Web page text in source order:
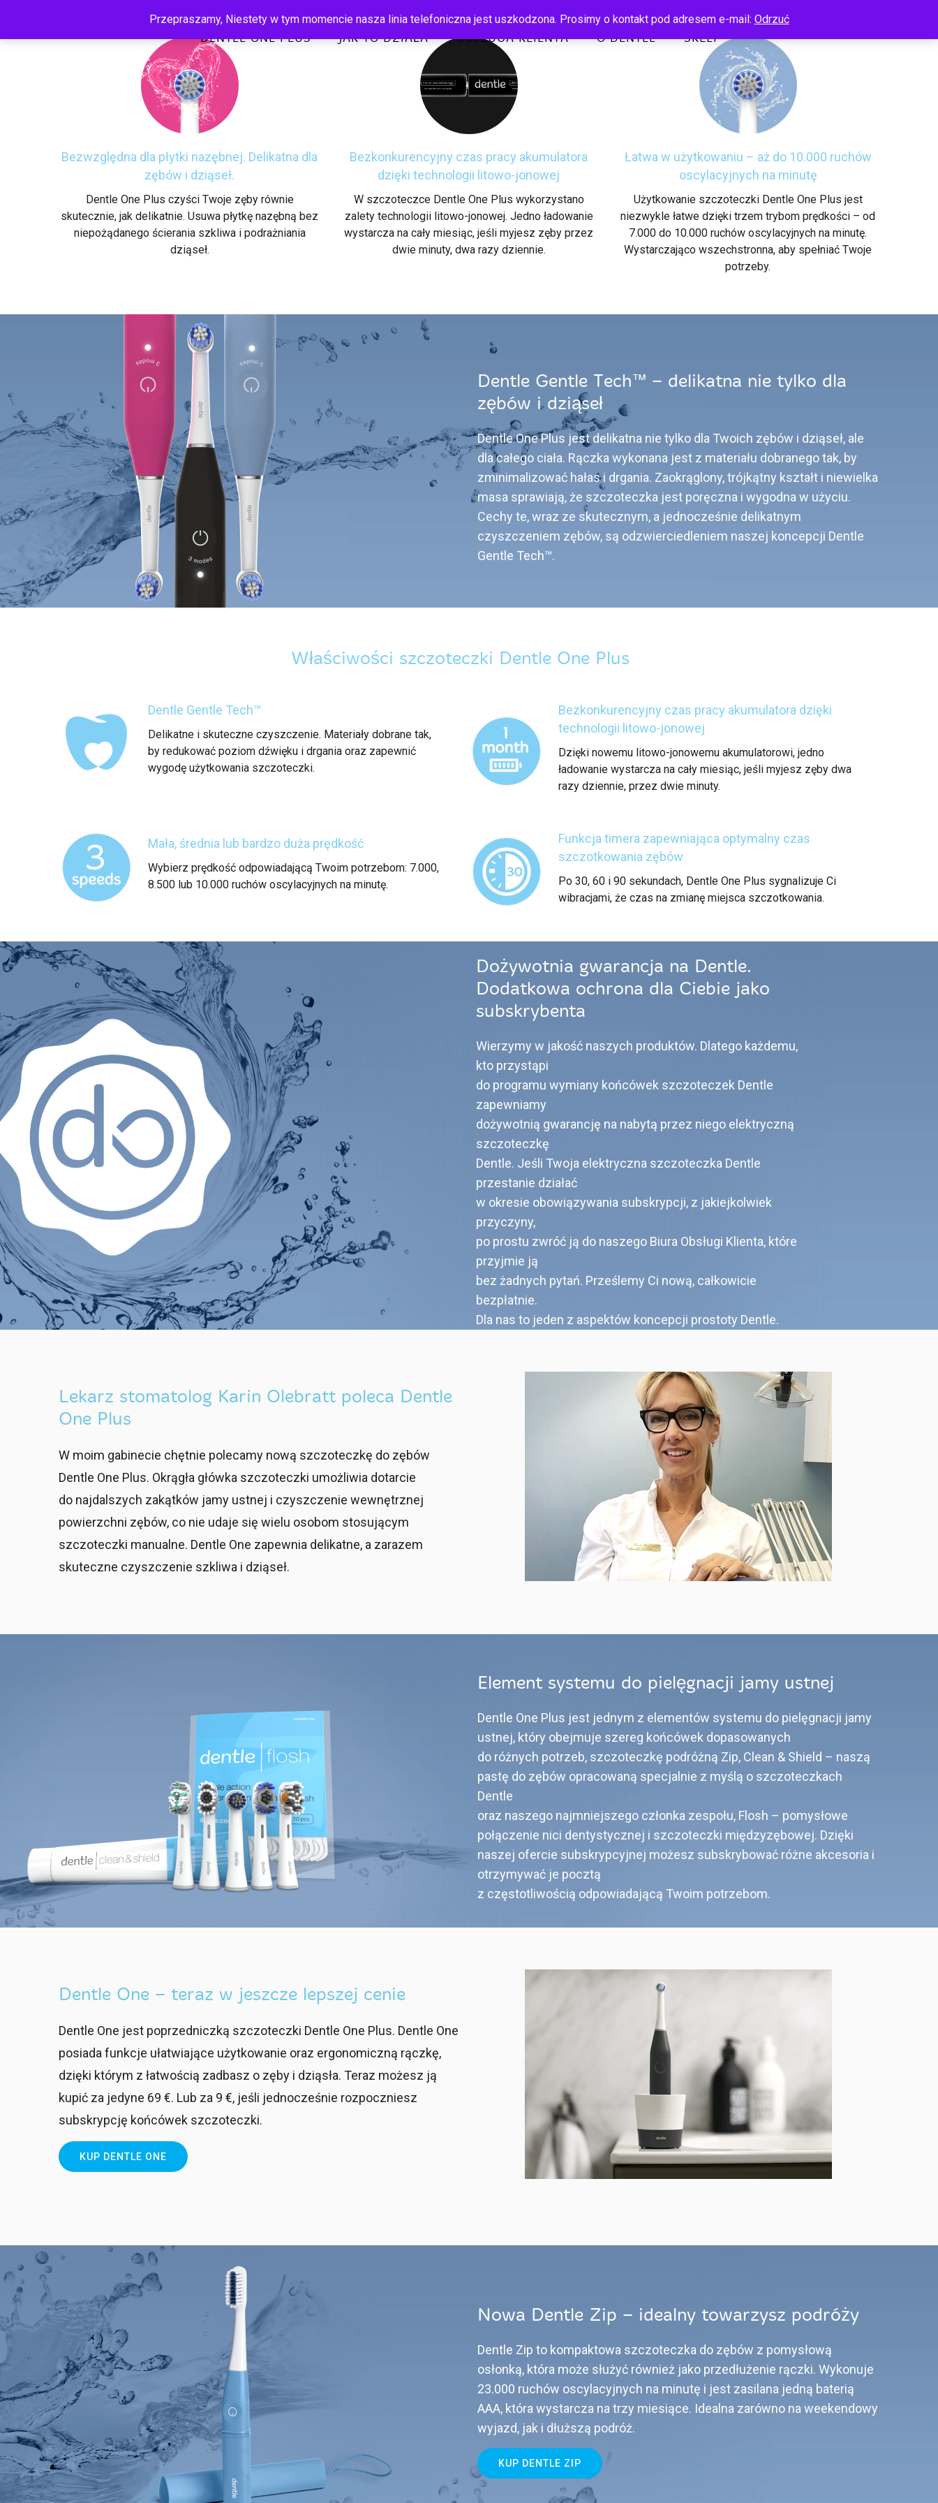
DENTLE ONE PLUS JAK TO DZIAŁA OBSŁUGA KLIENTA O DENTLE SKLEP
Bezwzględna dla płytki nazębnej. Delikatna dla
zębów i dziąseł.
Dentle One Plus czyści Twoje zęby równie
skutecznie, jak delikatnie. Usuwa płytkę nazębną bez
niepożądanego ścierania szkliwa i podrażniania
dziąseł.
Bezkonkurencyjny czas pracy akumulatora
dzięki technologii litowo-jonowej
W szczoteczce Dentle One Plus wykorzystano
zalety technologii litowo-jonowej. Jedno ładowanie
wystarcza na cały miesiąc, jeśli myjesz zęby przez
dwie minuty, dwa razy dziennie.
Łatwa w użytkowaniu – aż do 10.000 ruchów
oscylacyjnych na minutę
Użytkowanie szczoteczki Dentle One Plus jest
niezwykle łatwe dzięki trzem trybom prędkości – od
7.000 do 10.000 ruchów oscylacyjnych na minutę.
Wystarczająco wszechstronna, aby spełniać Twoje
potrzeby.
Dentle Gentle Tech™ – delikatna nie tylko dla
zębów i dziąseł
Dentle One Plus jest delikatna nie tylko dla Twoich zębów i dziąseł, ale
dla całego ciała. Rączka wykonana jest z materiału dobranego tak, by
zminimalizować hałas i drgania. Zaokrąglony, trójkątny kształt i niewielka
masa sprawiają, że szczoteczka jest poręczna i wygodna w użyciu.
Cechy te, wraz ze skutecznym, a jednocześnie delikatnym
czyszczeniem zębów, są odzwierciedleniem naszej koncepcji Dentle
Gentle Tech™.
Właściwości szczoteczki Dentle One Plus
Dentle Gentle Tech™
Delikatne i skuteczne czyszczenie. Materiały dobrane tak,
by redukować poziom dźwięku i drgania oraz zapewnić
wygodę użytkowania szczoteczki.
Bezkonkurencyjny czas pracy akumulatora dzięki
technologii litowo-jonowej
Dzięki nowemu litowo-jonowemu akumulatorowi, jedno
ładowanie wystarcza na cały miesiąc, jeśli myjesz zęby dwa
razy dziennie, przez dwie minuty.
Mała, średnia lub bardzo duża prędkość
Wybierz prędkość odpowiadającą Twoim potrzebom: 7.000,
8.500 lub 10.000 ruchów oscylacyjnych na minutę.
Funkcja timera zapewniająca optymalny czas
szczotkowania zębów
Po 30, 60 i 90 sekundach, Dentle One Plus sygnalizuje Ci
wibracjami, że czas na zmianę miejsca szczotkowania.
Dożywotnia gwarancja na Dentle.
Dodatkowa ochrona dla Ciebie jako
subskrybenta
Wierzymy w jakość naszych produktów. Dlatego każdemu,
kto przystąpi
do programu wymiany końcówek szczoteczek Dentle
zapewniamy
dożywotnią gwarancję na nabytą przez niego elektryczną
szczoteczkę
Dentle. Jeśli Twoja elektryczna szczoteczka Dentle
przestanie działać
w okresie obowiązywania subskrypcji, z jakiejkolwiek
przyczyny,
po prostu zwróć ją do naszego Biura Obsługi Klienta, które
przyjmie ją
bez żadnych pytań. Prześlemy Ci nową, całkowicie
bezpłatnie.
Dla nas to jeden z aspektów koncepcji prostoty Dentle.
Lekarz stomatolog Karin Olebratt poleca Dentle
One Plus
W moim gabinecie chętnie polecamy nową szczoteczkę do zębów
Dentle One Plus. Okrągła główka szczoteczki umożliwia dotarcie
do najdalszych zakątków jamy ustnej i czyszczenie wewnętrznej
powierzchni zębów, co nie udaje się wielu osobom stosującym
szczoteczki manualne. Dentle One zapewnia delikatne, a zarazem
skuteczne czyszczenie szkliwa i dziąseł.
Element systemu do pielęgnacji jamy ustnej
Dentle One Plus jest jednym z elementów systemu do pielęgnacji jamy
ustnej, który obejmuje szereg końcówek dopasowanych
do różnych potrzeb, szczoteczkę podróżną Zip, Clean & Shield – naszą
pastę do zębów opracowaną specjalnie z myślą o szczoteczkach
Dentle
oraz naszego najmniejszego członka zespołu, Flosh – pomysłowe
połączenie nici dentystycznej i szczoteczki międzyzębowej. Dzięki
naszej ofercie subskrypcyjnej możesz subskrybować różne akcesoria i
otrzymywać je pocztą
z częstotliwością odpowiadającą Twoim potrzebom.
Dentle One – teraz w jeszcze lepszej cenie
Dentle One jest poprzedniczką szczoteczki Dentle One Plus. Dentle One
posiada funkcje ułatwiające użytkowanie oraz ergonomiczną rączkę,
dzięki którym z łatwością zadbasz o zęby i dziąsła. Teraz możesz ją
kupić za jedyne 69 €. Lub za 9 €, jeśli jednocześnie rozpoczniesz
subskrypcję końcówek szczoteczki.
KUP DENTLE ONE
Nowa Dentle Zip – idealny towarzysz podróży
Dentle Zip to kompaktowa szczoteczka do zębów z pomysłową
osłonką, która może służyć również jako przedłużenie rączki. Wykonuje
23.000 ruchów oscylacyjnych na minutę i jest zasilana jedną baterią
AAA, która wystarcza na trzy miesiące. Idealna zarówno na weekendowy
wyjazd, jak i dłuższą podróż.
KUP DENTLE ZIP
Przepraszamy, Niestety w tym momencie nasza linia telefoniczna jest uszkodzona. Prosimy o kontakt pod adresem e-mail: Odrzuć